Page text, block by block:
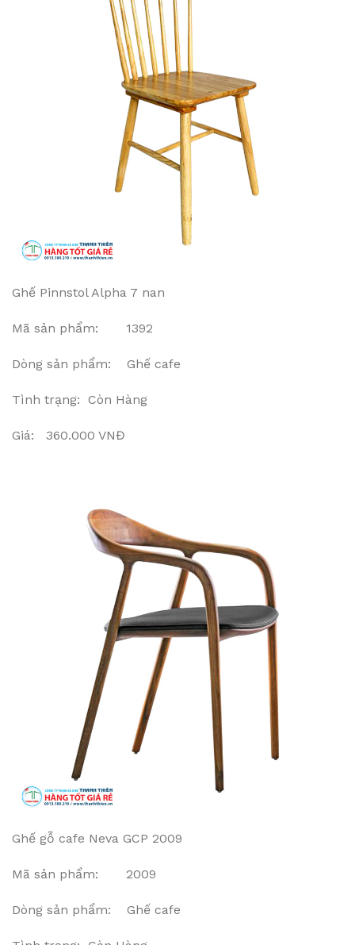
Ghế Pinnstol Alpha 7 nan
Mã sản phẩm: 1392
Dòng sản phẩm: Ghế cafe
Tình trạng: Còn Hàng
Giá: 360.000 VNĐ
Ghế gỗ cafe Neva GCP 2009
Mã sản phẩm: 2009
Dòng sản phẩm: Ghế cafe